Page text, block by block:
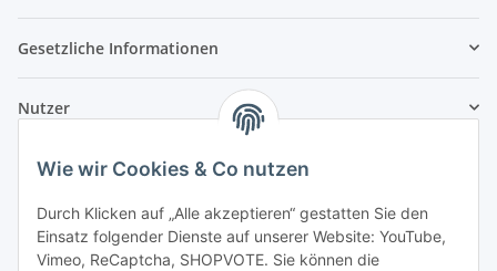
Wie wir Cookies & Co nutzen
Durch Klicken auf „Alle akzeptieren“ gestatten Sie den
Einsatz folgender Dienste auf unserer Website: YouTube,
Vimeo, ReCaptcha, SHOPVOTE. Sie können die
Gesetzliche Informationen
Nutzer